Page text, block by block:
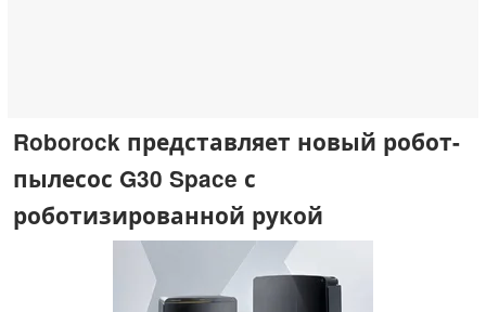
Roborock представляет новый робот-
пылесос G30 Space с
роботизированной рукой